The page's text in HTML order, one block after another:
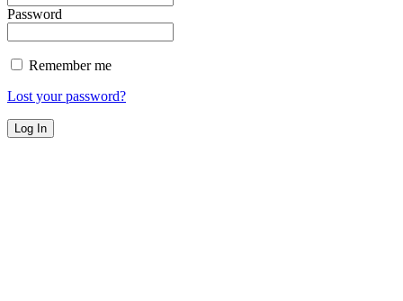
Password
Remember me
Lost your password?